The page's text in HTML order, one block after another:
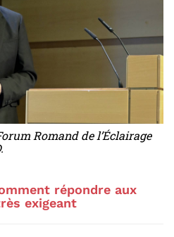
Romand de l’Éclairage
répondre aux
exigeant